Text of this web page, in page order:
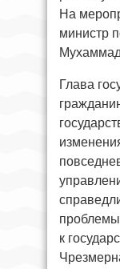
На
министр
Глава
к